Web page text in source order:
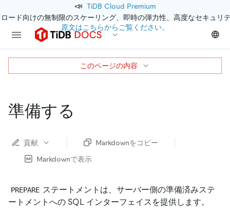
📣 TiDB Cloud Premium
ード向けの無制限のスケーリング、即時の弾力性、高度なセキュリ
原文はこちらからご覧ください。
準備する
貢献
Markdownをコピー
Markdownで表示
PREPARE ステートメントは、サーバー側の準備済みステ
ートメントへの SQL インターフェイスを提供します。
このページの内容